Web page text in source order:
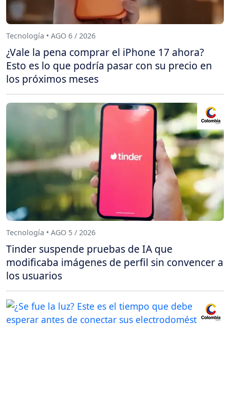
Tecnología • AGO 6 / 2026
¿Vale la pena comprar el iPhone 17 ahora?
Esto es lo que podría pasar con su precio en
los próximos meses
Tecnología • AGO 5 / 2026
Tinder suspende pruebas de IA que
modificaba imágenes de perfil sin convencer a
los usuarios